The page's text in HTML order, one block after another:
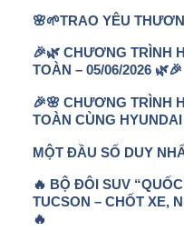
🌸🌱TRAO YÊU
🎉🌿 CHƯƠNG TRÌNH
TOÀN – 05/06/2026 🌿🎉
🎉🌸 CHƯƠNG TRÌNH
TOÀN CÙNG HYUNDAI
MỘT ĐẦU SỐ DUY
🔥 BỘ ĐÔI SUV
TUCSON – CHỐT XE,
🔥